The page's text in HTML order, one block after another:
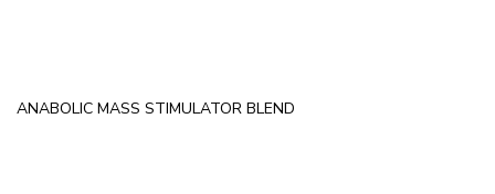
ANABOLIC MASS STIMULATOR BLEND